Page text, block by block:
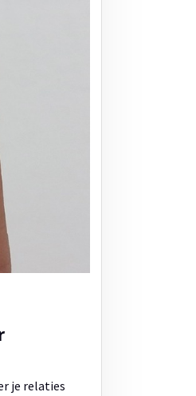
je relaties